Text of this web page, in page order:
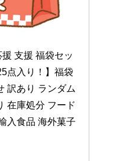
支援 福袋セッ
点入り！】福袋
訳あり ランダム
在庫処分 フード
入食品 海外菓子